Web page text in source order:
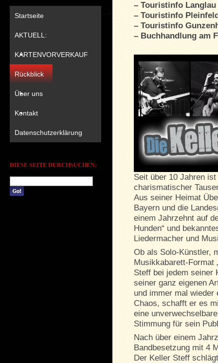
Startseite
AKTUELL:
KARTENVORVERKAUF
Rückblick
Über uns
Kontakt
Datenschutzerklärung
DIESE SEITE DURCHSUCHEN:
– Touristinfo Langlau
– Touristinfo
– Touristinfo
– Buchhandlung am
Seit über 10 Jahren
charismatischer
Aus seiner Heimat
Bayern und die
einem Jahrzehnt auf
Hunden“ und
Liedermacher und
Ob als Solo-Künstler,
Musikkabarett-Format
Steff bei jedem seiner
seiner ganz eigenen
und immer mal wieder
Chaos, schafft er es
eine
Stimmung für sein
Nach über einem
Bandbesetzung mit 4
Der Keller Steff